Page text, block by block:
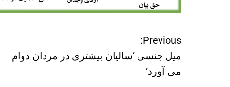
ر
Previous:
میل جنسی ‘سالیان بیشتری در مردان دوام
می آورد’